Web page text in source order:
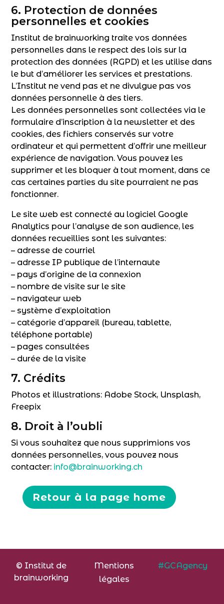
6. Protection de données
personnelles et cookies
Institut de brainworking traite vos données
personnelles dans le respect des lois sur la
protection des données (RGPD) et les utilise dans
le but d’améliorer les services et prestations.
L’Institut ne vend pas et ne divulgue pas vos
données personnelle à des tiers.
Les données personnelles sont collectées via le
formulaire d’inscription à la newsletter et des
cookies, des fichiers conservés sur votre
ordinateur et qui permettent d’offrir une meilleur
expérience de navigation. Vous pouvez les
supprimer et les bloquer à tout moment, dans ce
cas certaines parties du site pourraient ne pas
fonctionner.
Le site web est connecté au logiciel Google
Analytics pour l’analyse de son audience, les
données recueillies sont les suivantes:
– adresse de courriel
– adresse IP publique de l’internaute
– pays d’origine de la connexion
– nombre de visite sur le site
– navigateur web
– système d’exploitation
– catégorie d’appareil (bureau, tablette,
téléphone portable)
– pages consultées
– durée de la visite
7. Crédits
Photos et illustrations: Adobe Stock, Unsplash,
Freepix
8. Droit à l’oubli
Si vous souhaitez que nous supprimions vos
données personnelles, vous pouvez nous
contacter: info@brainworking.ch
Retour à la page home
© Institut de
brainworking
Mentions
légales
#GCAgency